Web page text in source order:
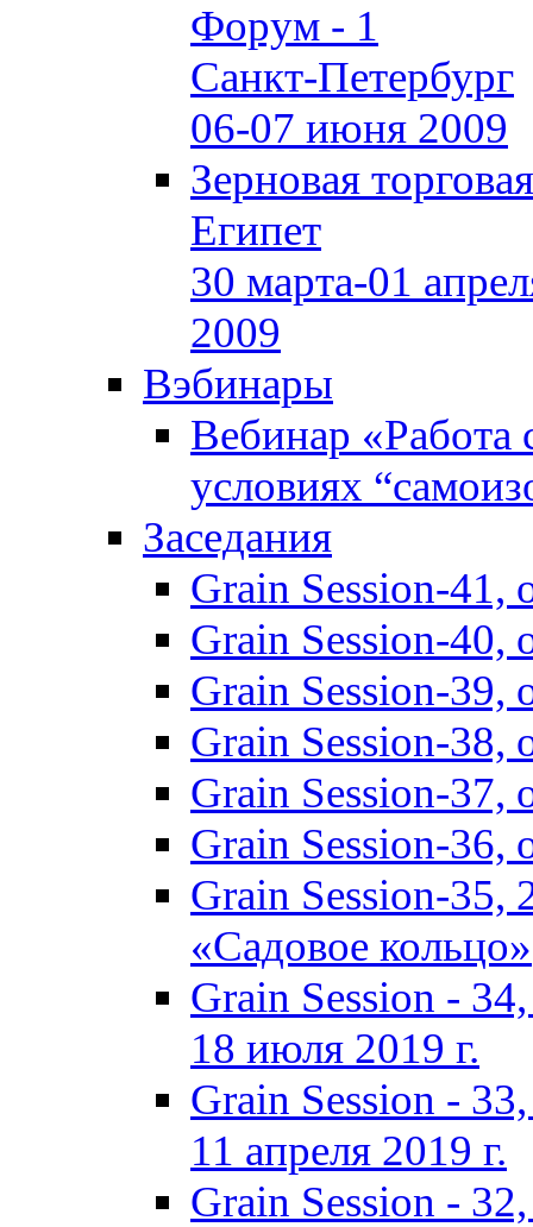
Форум - 1
Санкт-Петербург
06-07 июня 2009
Зерновая
Египет
30 марта-01
2009
Вэбинары
Вебинар «Работа
условиях
Заседания
Grain Session-41,
Grain Session-40,
Grain Session-39,
Grain Session-38,
Grain Session-37,
Grain Session-36,
Grain Session-35,
«Садовое кольцо»
Grain Session -
18 июля 2019 г.
Grain Session -
11 апреля 2019 г.
Grain Session -